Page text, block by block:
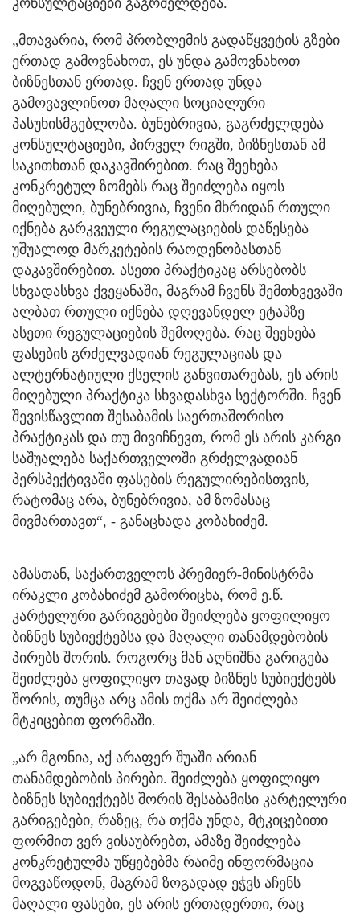
კონსულტაციები გაგრძელდება.
„მთავარია, რომ პრობლემის გადაწყვეტის გზები
ერთად გამოვნახოთ, ეს უნდა გამოვნახოთ
ბიზნესთან ერთად. ჩვენ ერთად უნდა
გამოვავლინოთ მაღალი სოციალური
პასუხისმგებლობა. ბუნებრივია, გაგრძელდება
კონსულტაციები, პირველ რიგში, ბიზნესთან ამ
საკითხთან დაკავშირებით. რაც შეეხება
კონკრეტულ ზომებს რაც შეიძლება იყოს
მიღებული, ბუნებრივია, ჩვენი მხრიდან რთული
იქნება გარკვეული რეგულაციების დაწესება
უშუალოდ მარკეტების რაოდენობასთან
დაკავშირებით. ასეთი პრაქტიკაც არსებობს
სხვადასხვა ქვეყანაში, მაგრამ ჩვენს შემთხვევაში
ალბათ რთული იქნება დღევანდელ ეტაპზე
ასეთი რეგულაციების შემოღება. რაც შეეხება
ფასების გრძელვადიან რეგულაციას და
ალტერნატიული ქსელის განვითარებას, ეს არის
მიღებული პრაქტიკა სხვადასხვა სექტორში. ჩვენ
შევისწავლით შესაბამის საერთაშორისო
პრაქტიკას და თუ მივიჩნევთ, რომ ეს არის კარგი
საშუალება საქართველოში გრძელვადიან
პერსპექტივაში ფასების რეგულირებისთვის,
რატომაც არა, ბუნებრივია, ამ ზომასაც
მივმართავთ“, - განაცხადა კობახიძემ.
ამასთან, საქართველოს პრემიერ-მინისტრმა
ირაკლი კობახიძემ გამორიცხა, რომ ე.წ.
კარტელური გარიგებები შეიძლება ყოფილიყო
ბიზნეს სუბიექტებსა და მაღალი თანამდებობის
პირებს შორის. როგორც მან აღნიშნა გარიგება
შეიძლება ყოფილიყო თავად ბიზნეს სუბიექტებს
შორის, თუმცა არც ამის თქმა არ შეიძლება
მტკიცებით ფორმაში.
„არ მგონია, აქ არაფერ შუაში არიან
თანამდებობის პირები. შეიძლება ყოფილიყო
ბიზნეს სუბიექტებს შორის შესაბამისი კარტელური
გარიგებები, რაზეც, რა თქმა უნდა, მტკიცებითი
ფორმით ვერ ვისაუბრებთ, ამაზე შეიძლება
კონკრეტულმა უწყებებმა რაიმე ინფორმაცია
მოგვაწოდონ, მაგრამ ზოგადად ეჭვს აჩენს
მაღალი ფასები, ეს არის ერთადერთი, რაც